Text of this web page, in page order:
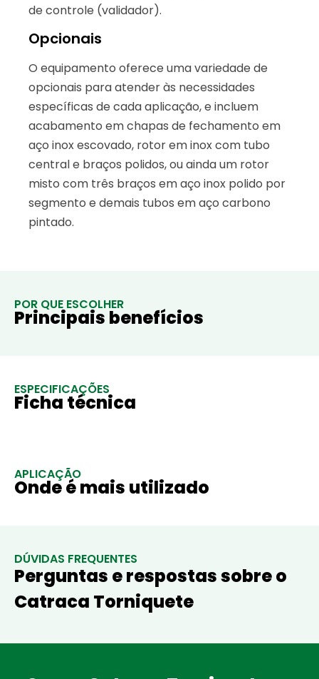
de controle (validador).
Opcionais
O equipamento oferece uma variedade de
opcionais para atender às necessidades
específicas de cada aplicação, e incluem
acabamento em chapas de fechamento em
aço inox escovado, rotor em inox com tubo
central e braços polidos, ou ainda um rotor
misto com três braços em aço inox polido por
segmento e demais tubos em aço carbono
pintado.
POR QUE ESCOLHER
Principais benefícios
ESPECIFICAÇÕES
Ficha técnica
APLICAÇÃO
Onde é mais utilizado
DÚVIDAS FREQUENTES
Perguntas e respostas sobre o
Catraca Torniquete